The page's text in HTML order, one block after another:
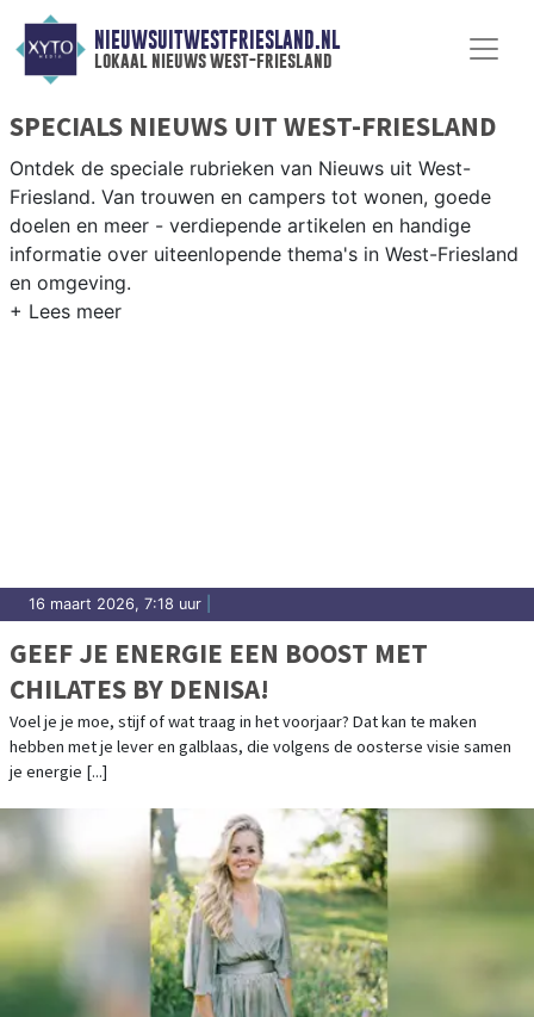
NIEUWSUITWESTFRIESLAND.NL
lokaal nieuws west-friesland
SPECIALS NIEUWS UIT WEST-FRIESLAND
Ontdek de speciale rubrieken van Nieuws uit West-
Friesland. Van trouwen en campers tot wonen, goede
doelen en meer - verdiepende artikelen en handige
informatie over uiteenlopende thema's in West-Friesland
en omgeving.
16 maart 2026, 7:18 uur
GEEF JE ENERGIE EEN BOOST MET
CHILATES BY DENISA!
Voel je je moe, stijf of wat traag in het voorjaar? Dat kan te maken
hebben met je lever en galblaas, die volgens de oosterse visie samen
je energie [...]